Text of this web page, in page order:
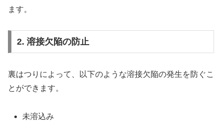
ます。
2. 溶接欠陥の防止
裏はつりによって、以下のような溶接欠陥の発生を防ぐこ
とができます。
未溶込み